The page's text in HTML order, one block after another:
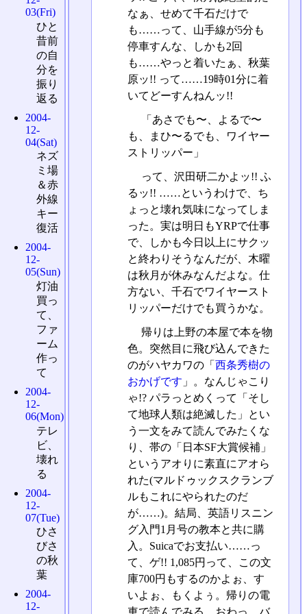
なぁ、せめて千石だけで
も……って、山手線が5分も
停車すんな、しかも2回
も……やっと着いたぁ、秋葉
原ッ!! って……19時01分に着
いてどーすんねんッ!!
「あさでも〜、よるで〜
も、まひ〜るでも、ワイヤー
ストリッパー」
って、沢田研二かよッ!! ふ
るッ!! ……というわけで、ち
ょっと壊れ気味になってしま
った。実は明日もYRPで仕事
で、しかも今日以上にサクッ
と終わりそうなんだが、木曜
は秋月が休みなんだよな。仕
方ない、千石でワイヤースト
リッパーだけでも買うかな。
帰りは上野の本屋で本を物
色。突然目に飛び込んできた
のがハヤカワの「 西条秀樹の
おかげです 」。なんじゃこり
ゃ!? パラっとめくって「そし
て地球人類は絶滅した」とい
う一文をみて読んでみたくな
り、帯の「日本SF大賞候補」
というアオりに素直にアオら
れた(マルドゥックスクランブ
ルもこれにやられたのだ
が……)。結局、英語リスニン
グ入門1月号の教本と共に購
入。Suicaでお支払い……っ
て、ゲ!! 1,085円って、この文
庫700円もするのかよぉ、す
いよぉ、もくよぅ。帰りの電
03(Fri)
ひと
昔前
の自
分を
振り
返る
2004-
12-
04(Sat)
ネズ
ミ場
＆赤
外線
キー
復活
2004-
12-
05(Sun)
灯油
買っ
て、
ファ
ーム
作っ
て
2004-
12-
06(Mon)
テレ
ビ、
壊れ
る
2004-
12-
07(Tue)
ひさ
びさ
の秋
葉
2004-
12-